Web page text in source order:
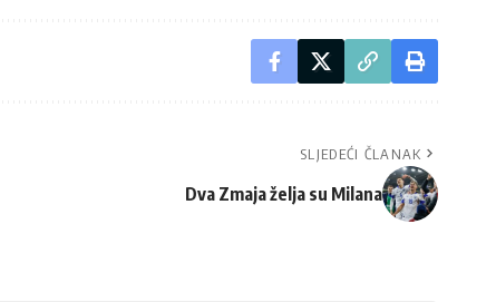
SLJEDEĆI ČLANAK
Dva Zmaja želja su Milana